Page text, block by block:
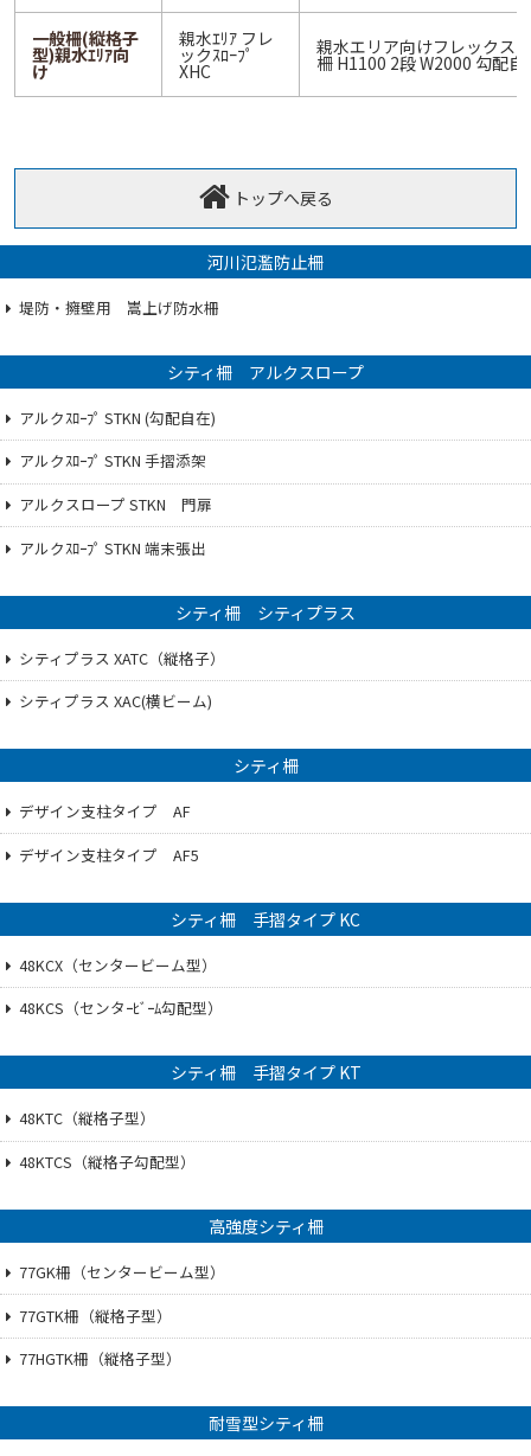
一般柵(縦格子
型)親水ｴﾘｱ向
け
親水ｴﾘｱ フレ
ックｽﾛｰﾌﾟ
XHC
親水エリア向けフレックス
柵 H1100 2段 W2000 勾配自
トップへ戻る
河川氾濫防止柵
堤防・擁壁用 嵩上げ防水柵
シティ柵 アルクスロープ
アルクｽﾛｰﾌﾟ STKN (勾配自在)
アルクｽﾛｰﾌﾟ STKN 手摺添架
アルクスロープ STKN 門扉
アルクｽﾛｰﾌﾟ STKN 端末張出
シティ柵 シティプラス
シティプラス XATC（縦格子）
シティプラス XAC(横ビーム)
シティ柵
デザイン支柱タイプ AF
デザイン支柱タイプ AF5
シティ柵 手摺タイプ KC
48KCX（センタービーム型）
48KCS（センタｰﾋﾞｰﾑ勾配型）
シティ柵 手摺タイプ KT
48KTC（縦格子型）
48KTCS（縦格子勾配型）
高強度シティ柵
77GK柵（センタービーム型）
77GTK柵（縦格子型）
77HGTK柵（縦格子型）
耐雪型シティ柵